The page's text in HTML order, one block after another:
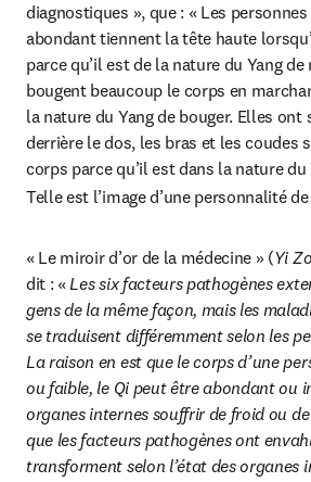
diagnostiques », que : « Les
abondant tiennent la tête haute
parce qu’il est de la nature du Yang
bougent beaucoup le corps en
la nature du Yang de bouger. Elles ont
derrière le dos, les bras et les coudes
corps parce qu’il est dans la nature du
Telle est l’image d’une personnalité
« Le miroir d’or de la médecine » (Yi
dit : « Les six facteurs pathogènes
gens de la même façon, mais les
se traduisent différemment selon les
La raison en est que le corps d’une
ou faible, le Qi peut être abondant ou
organes internes souffrir de froid ou
que les facteurs pathogènes ont
transforment selon l’état des organes